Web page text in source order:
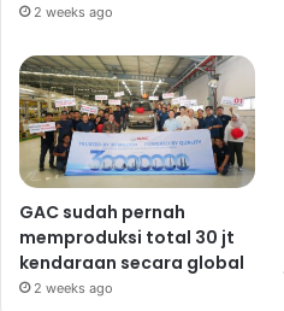
2 weeks ago
GAC sudah pernah
memproduksi total 30 jt
kendaraan secara global
2 weeks ago